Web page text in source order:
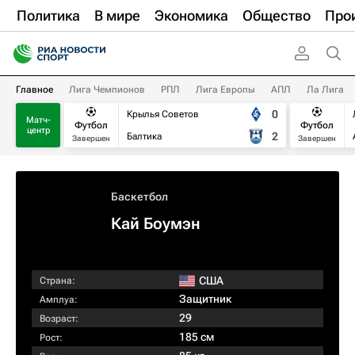
Политика В мире Экономика Общество
Главное Лига Чемпионов РПЛ Лига Европы АПЛ Ла Лига
Матч-
центр
Футбол
Завершен
Крылья Советов
Балтика
0
2
Футбол
Завершен
Баскетбол
Кай Боумэн
Страна: США
Амплуа: Защитник
Возраст: 29
Рост: 185 см